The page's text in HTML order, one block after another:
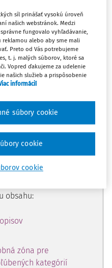
prečítali len
z tejto oblasti je
portálu.
k odbornému
na 10 dní
zaregistrovať.
obsahu:
zóna pre
kategórií
síl prinášať vysokú úroveň
našich webstránok. Medzi
fungovalo vyhľadávanie,
alebo aby sme mali
Preto od Vás potrebujeme
t. j. malých súborov, ktoré sa
Vopred ďakujeme za udelenie
našich služieb a prispôsobenie
informácií
cookie
súbory cookie
cookie